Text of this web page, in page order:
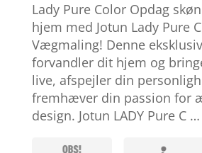
ud af 5
baseret på
kundebedø
mmelser
Lady Pure Color Opdag
hjem med Jotun Lady Pure
Vægmaling! Denne
forvandler dit hjem og
live, afspejler din
fremhæver din passion for
design. Jotun LADY Pure C …